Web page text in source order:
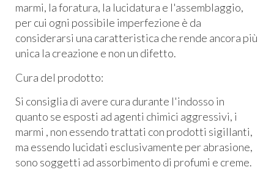
marmi, la foratura, la lucidatura e l'assemblaggio,
per cui ogni possibile imperfezione è da
considerarsi una caratteristica che rende ancora più
unica la creazione e non un difetto.
Cura del prodotto:
Si consiglia di avere cura durante l'indosso in
quanto se esposti ad agenti chimici aggressivi, i
marmi , non essendo trattati con prodotti sigillanti,
ma essendo lucidati esclusivamente per abrasione,
sono soggetti ad assorbimento di profumi e creme.